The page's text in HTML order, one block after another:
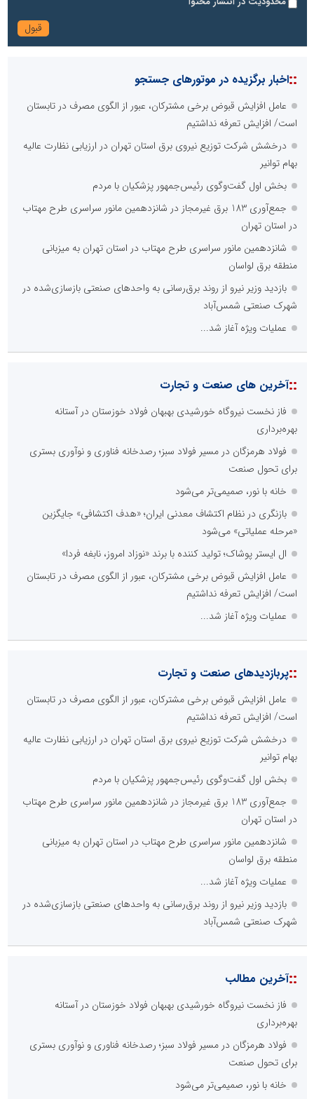
::اخبار برگزیده در موتورهای جستجو
عامل افزایش قبوض برخی مشترکان، عبور از الگوی مصرف در تابستان
است/ افزایش تعرفه نداشتیم
درخشش شرکت توزیع نیروی برق استان تهران در ارزیابی نظارت عالیه
بهام توانیر
بخش اول گفت‌وگوی رئیس‌جمهور پزشکیان با مردم
جمع‌آوری 183 برق غیرمجاز در شانزدهمین مانور سراسری طرح مهتاب
در استان تهران
شانزدهمین مانور سراسری طرح مهتاب در استان تهران به میزبانی
منطقه برق لواسان
بازدید وزیر نیرو از روند برق‌رسانی به واحدهای صنعتی بازسازی‌شده در
شهرک صنعتی شمس‌آباد
عملیات ویژه آغاز شد...
::آخرین های صنعت و تجارت
فاز نخست نیروگاه خورشیدی بهبهان فولاد خوزستان در آستانه
بهره‌برداری
فولاد هرمزگان در مسیر فولاد سبز؛ رصدخانه فناوری و نوآوری بستری
برای تحول صنعت
خانه با نور، صمیمی‌تر می‌شود
بازنگری در نظام اکتشاف معدنی ایران؛ «هدف اکتشافی» جایگزین
«مرحله عملیاتی» می‌شود
ال ایستر پوشاک؛ تولید کننده با برند «نوزاد امروز، نابغه فردا»
عامل افزایش قبوض برخی مشترکان، عبور از الگوی مصرف در تابستان
است/ افزایش تعرفه نداشتیم
عملیات ویژه آغاز شد...
::پربازدیدهای صنعت و تجارت
عامل افزایش قبوض برخی مشترکان، عبور از الگوی مصرف در تابستان
است/ افزایش تعرفه نداشتیم
درخشش شرکت توزیع نیروی برق استان تهران در ارزیابی نظارت عالیه
بهام توانیر
بخش اول گفت‌وگوی رئیس‌جمهور پزشکیان با مردم
جمع‌آوری 183 برق غیرمجاز در شانزدهمین مانور سراسری طرح مهتاب
در استان تهران
شانزدهمین مانور سراسری طرح مهتاب در استان تهران به میزبانی
منطقه برق لواسان
عملیات ویژه آغاز شد...
بازدید وزیر نیرو از روند برق‌رسانی به واحدهای صنعتی بازسازی‌شده در
شهرک صنعتی شمس‌آباد
::آخرین مطالب
فاز نخست نیروگاه خورشیدی بهبهان فولاد خوزستان در آستانه
بهره‌برداری
فولاد هرمزگان در مسیر فولاد سبز؛ رصدخانه فناوری و نوآوری بستری
برای تحول صنعت
خانه با نور، صمیمی‌تر می‌شود